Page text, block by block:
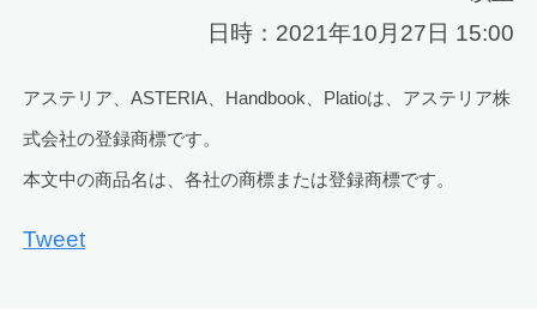
日時：2021年10月27日 15:00
アステリア、ASTERIA、Handbook、Platioは、アステリア株
式会社の登録商標です。
本文中の商品名は、各社の商標または登録商標です。
Tweet